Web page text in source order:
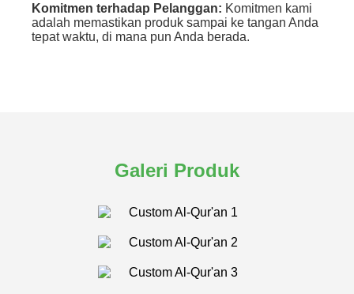
Komitmen terhadap Pelanggan: Komitmen kami
adalah memastikan produk sampai ke tangan Anda
tepat waktu, di mana pun Anda berada.
Galeri Produk